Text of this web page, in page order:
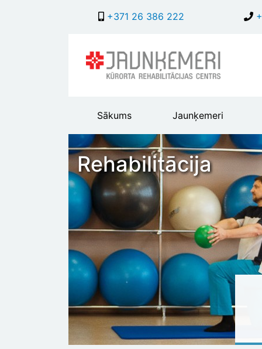
+371 26 386 222
Main
header
menu
Sākums Jaunķemeri
Rehabilitācija